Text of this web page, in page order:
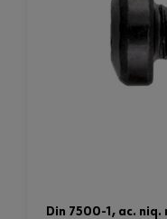
din 7500-1, ac.